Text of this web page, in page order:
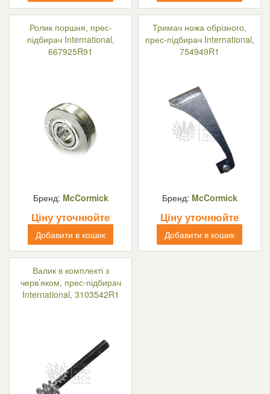
Ролик поршня, прес-
підбирач International,
667925R91
Бренд: McCormick
Ціну уточнюйте
Добавити в кошик
Тримач ножа обрізного,
прес-підбирач International,
754949R1
Бренд: McCormick
Ціну уточнюйте
Добавити в кошик
Валик в комплекті з
черв’яком, прес-підбирач
International, 3103542R1